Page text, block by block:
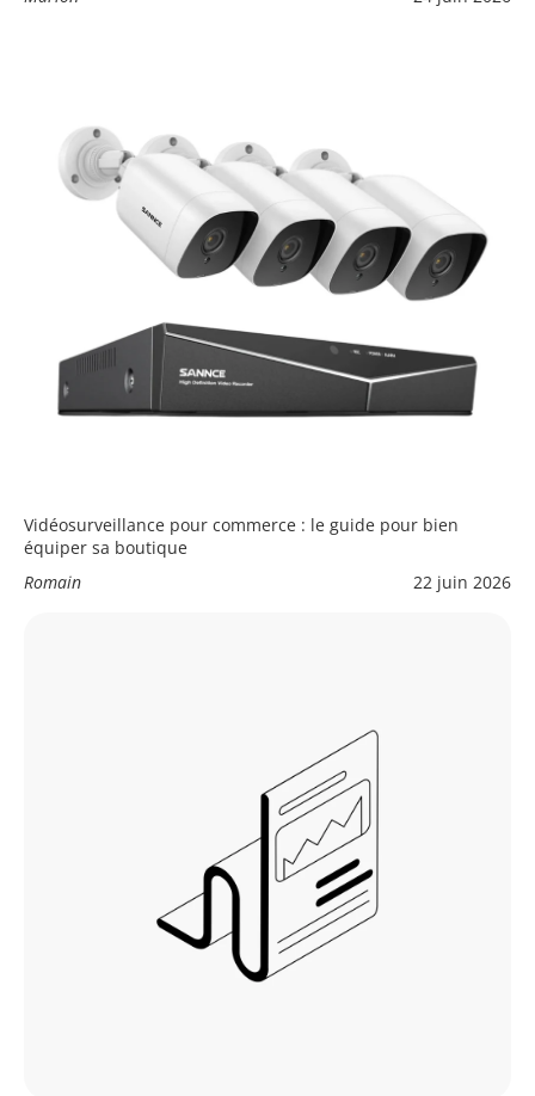
Vidéosurveillance pour commerce : le guide pour bien
équiper sa boutique
Romain
22 juin 2026